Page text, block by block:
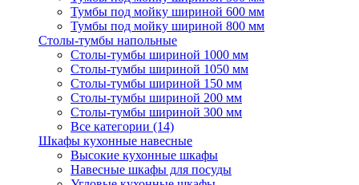
Тумбы под мойку шириной 600 мм
Тумбы под мойку шириной 800 мм
Столы-тумбы напольные
Столы-тумбы шириной 1000 мм
Столы-тумбы шириной 1050 мм
Столы-тумбы шириной 150 мм
Столы-тумбы шириной 200 мм
Столы-тумбы шириной 300 мм
Все категории (14)
Шкафы кухонные навесные
Высокие кухонные шкафы
Навесные шкафы для посуды